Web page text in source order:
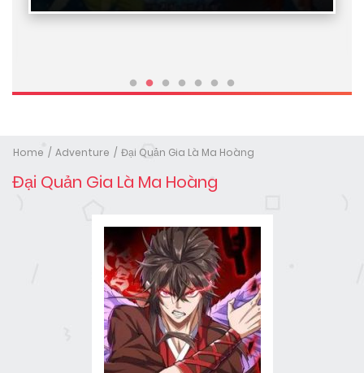
Home Adventure Đại Quản Gia Là Ma Hoàng
Đại Quản Gia Là Ma Hoàng